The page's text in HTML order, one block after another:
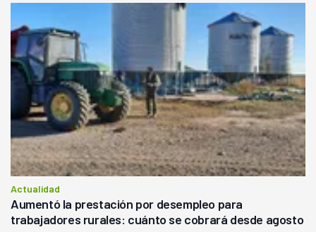
Actualidad
Aumentó la prestación por desempleo para
trabajadores rurales: cuánto se cobrará desde agosto